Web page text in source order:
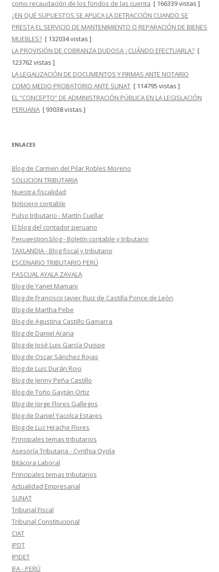
como recaudación de los fondos de las cuenta [ 166339 vistas ]
¿EN QUÉ SUPUESTOS SE APLICA LA DETRACCIÓN CUANDO SE
PRESTA EL SERVICIO DE MANTENIMIENTO O REPARACIÓN DE BIENES
MUEBLES? [ 132034 vistas ]
LA PROVISIÓN DE COBRANZA DUDOSA ¿CUÁNDO EFECTUARLA? [
123762 vistas ]
LA LEGALIZACIÓN DE DOCUMENTOS Y FIRMAS ANTE NOTARIO
COMO MEDIO PROBATORIO ANTE SUNAT [ 114795 vistas ]
EL “CONCEPTO” DE ADMINISTRACIÓN PÚBLICA EN LA LEGISLACIÓN
PERUANA [ 93038 vistas ]
ENLACES
Blog de Carmen del Pilar Robles Moreno
SOLUCION TRIBUTARIA
Nuestra fiscalidad
Noticiero contable
Pulso tributario - Martín Cuellar
El blog del contador peruano
Perugestion.blog - Boletín contable y tributario
TAXLANDIA - Blog fiscal y tributario
ESCENARIO TRIBUTARIO PERÚ
PASCUAL AYALA ZAVALA
Blog de Yanet Mamani
Blog de Francisco Javier Ruiz de Castilla Ponce de León
Blog de Martha Pebe
Blog de Agustina Castillo Gamarra
Blog de Daniel Arana
Blog de José Luis García Quispe
Blog de Oscar Sánchez Rojas
Blog de Luis Durán Rojo
Blog de Jenny Peña Castillo
Blog de Toño Gaytán Ortiz
Blog de Jorge Flores Gallegos
Blog de Daniel Yacolca Estares
Blog de Luz Hirache Flores
Principales temas tributarios
Asesoría Tributaria - Cynthia Oyola
Bitácora Laboral
Principales temas tributarios
Actualidad Empresarial
SUNAT
Tribunal Fiscal
Tribunal Constitucional
CIAT
IPDT
IPIDET
IFA - PERÚ